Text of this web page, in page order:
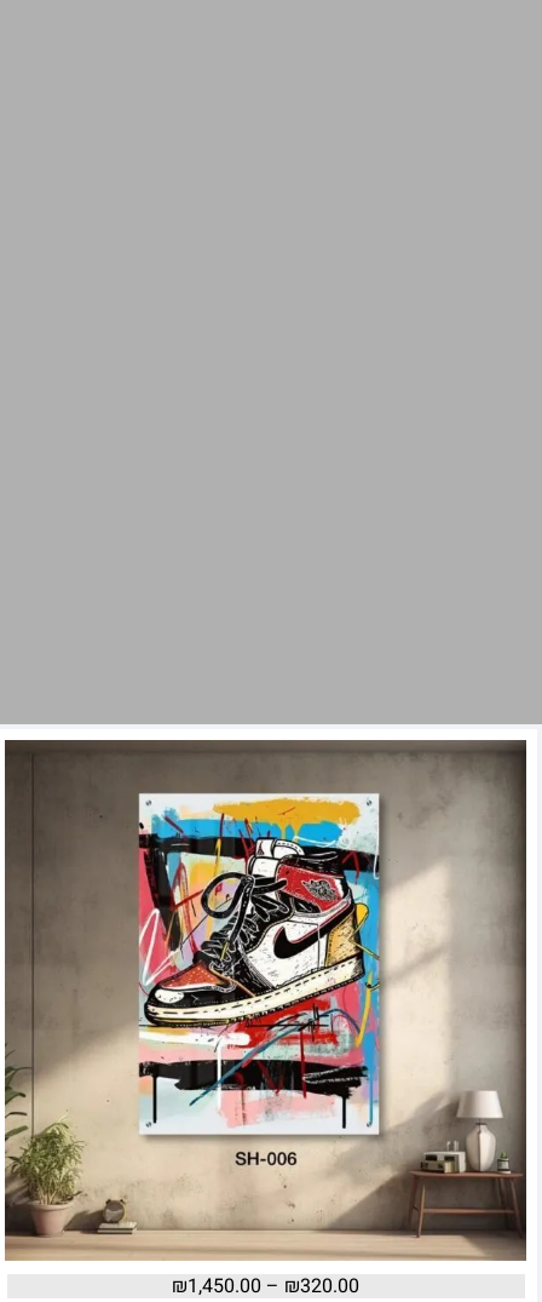
₪320.00
–
₪1,450.00